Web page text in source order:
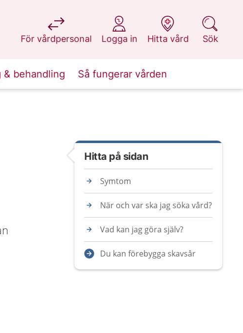
För vårdpersonal
på 1177.se
Logga in
på 1177.se
Hitta vård
på 1177.se
Sök
på 1177.se
& behandling Så fungerar vården
Hitta på sidan
Symtom
När och var ska jag söka vård?
Vad kan jag göra själv?
Du kan förebygga skavsår